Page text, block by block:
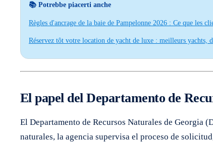
📚 Potrebbe piacerti anche
Règles d'ancrage de la baie de Pampelonne 2026 : Ce que les
Réservez tôt votre location de yacht de luxe : meilleurs yachts,
El papel del Departamento de
El Departamento de Recursos Naturales de Georgia
naturales, la agencia supervisa el proceso de